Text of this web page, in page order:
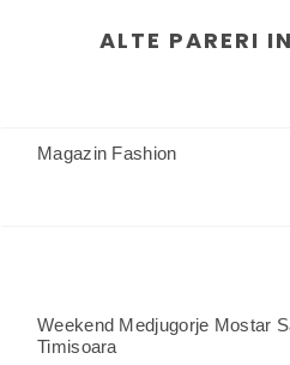
ALTE PARERI
Magazin Fashion
Weekend Medjugorje Mostar
Timisoara